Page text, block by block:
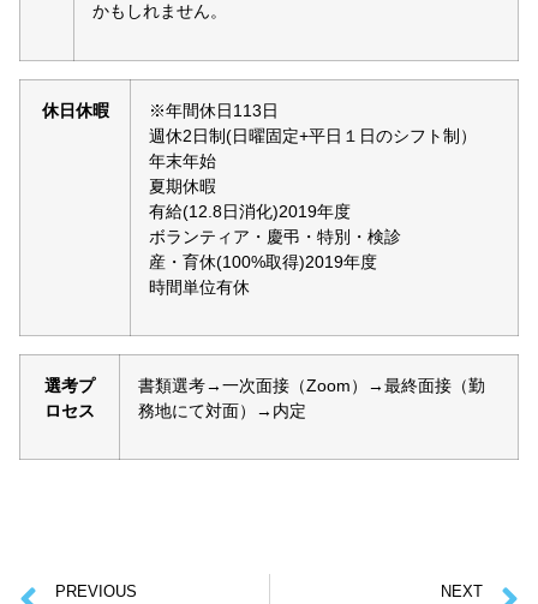
かもしれません。
休日休暇
※年間休日113日
週休2日制(日曜固定+平日１日のシフト制）
年末年始
夏期休暇
有給(12.8日消化)2019年度
ボランティア・慶弔・特別・検診
産・育休(100%取得)2019年度
時間単位有休
選考プ
ロセス
書類選考→一次面接（Zoom）→最終面接（勤
務地にて対面）→内定
PREVIOUS NEXT